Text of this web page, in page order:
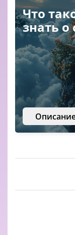
Что
знать о